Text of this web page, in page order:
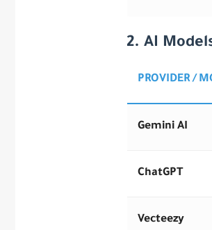
2. AI
PROVIDER /
Gemini AI
ChatGPT
Vecteezy